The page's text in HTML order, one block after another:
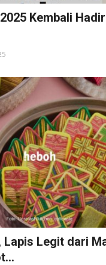
Kembali
Lapis Legit dari